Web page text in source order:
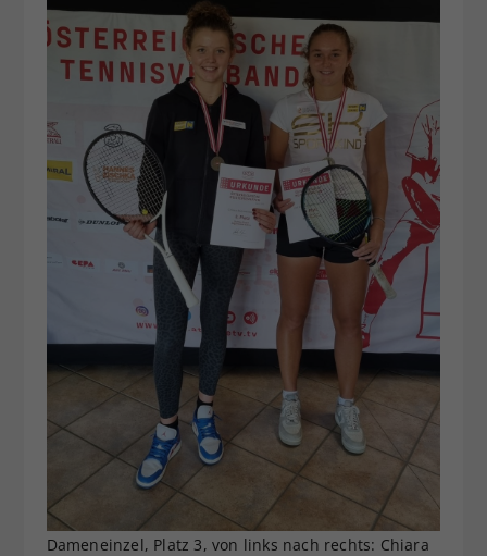
Dameneinzel, Platz 3, von links nach rechts: Chiara